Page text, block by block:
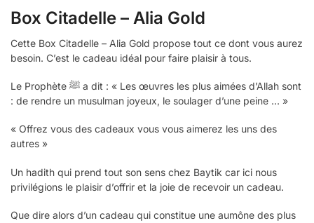
Box Citadelle – Alia Gold
Cette Box Citadelle – Alia Gold propose tout ce dont vous aurez
besoin. C’est le cadeau idéal pour faire plaisir à tous.
Le Prophète ﷺ a dit : « Les œuvres les plus aimées d’Allah sont
: de rendre un musulman joyeux, le soulager d’une peine … »
« Offrez vous des cadeaux vous vous aimerez les uns des
autres »
Un hadith qui prend tout son sens chez Baytik car ici nous
privilégions le plaisir d’offrir et la joie de recevoir un cadeau.
Que dire alors d’un cadeau qui constitue une aumône des plus